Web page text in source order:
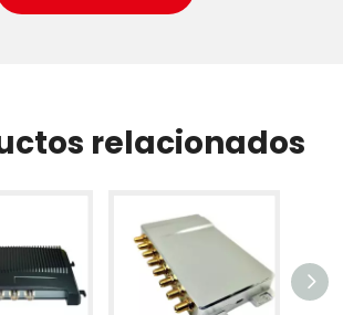
relacionados